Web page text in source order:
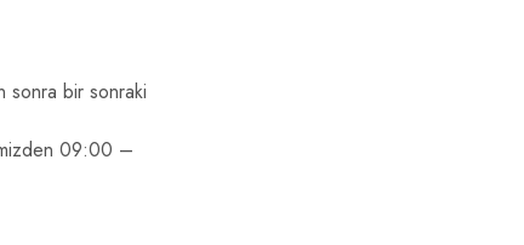
sonra bir sonraki
09:00 –